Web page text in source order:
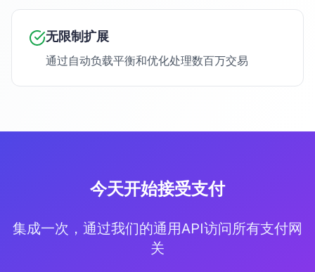
无限制扩展
通过自动负载平衡和优化处理数百万交易
今天开始接受支付
集成一次，通过我们的通用API访问所有支付网
关